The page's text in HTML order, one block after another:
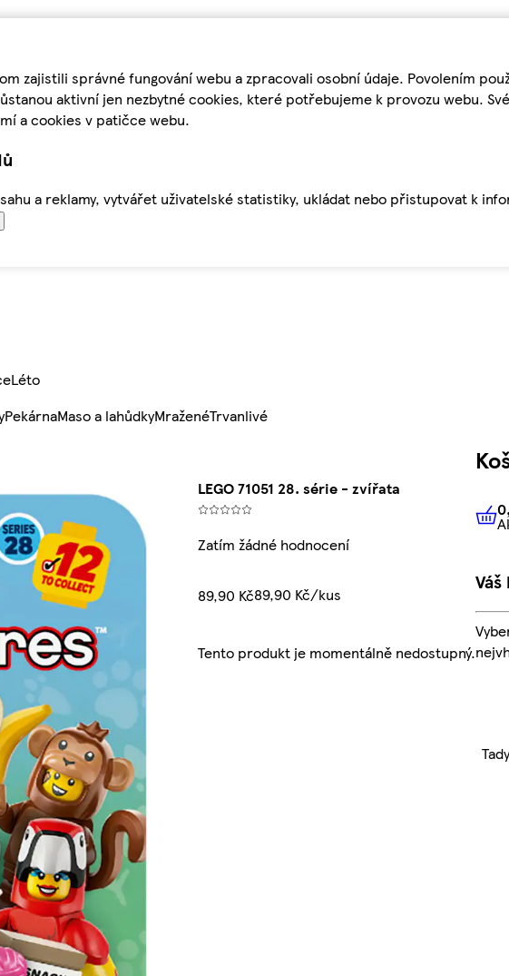
zajistili správné fungování webu a zpracovali osobní údaje. Povolením
aktivní jen nezbytné cookies, které potřebujeme k provozu webu.
a cookies v patičce webu.
a reklamy, vytvářet uživatelské statistiky, ukládat nebo přistupovat k
Léto
PekárnaMaso a lahůdkyMraženéTrvanlivé
LEGO 71051 28. série - zvířata
Zatím žádné hodnocení
89,90 Kč89,90 Kč/kus
Tento produkt je momentálně nedostupný.
Váš